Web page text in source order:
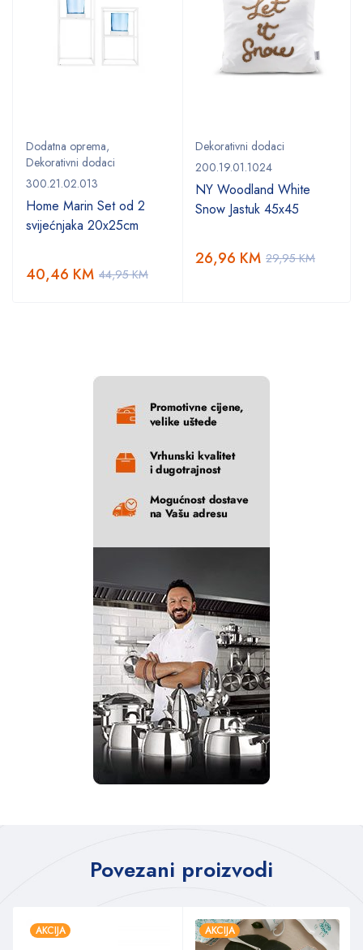
Dodatna oprema,
Dekorativni dodaci
300.21.02.013
Home Marin Set od 2
svijećnjaka 20x25cm
44,95KM
40,46 KM
Dekorativni dodaci
200.19.01.1024
NY Woodland White
Snow Jastuk 45x45
29,95KM
26,96 KM
Povezani proizvodi
AKCIJA AKCIJA